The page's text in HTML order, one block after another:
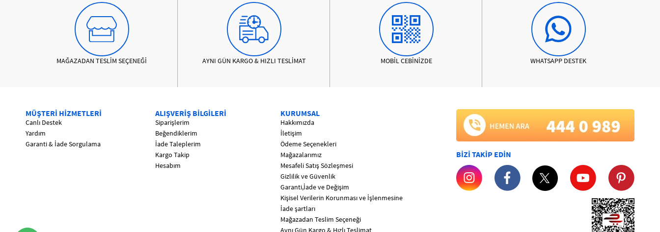
MAĞAZADAN TESLİM SEÇENEĞİ AYNI GÜN KARGO & HIZLI TESLİMAT MOBİL CEBİNİZDE WHATSAPP DESTEK
MÜŞTERİ HİZMETLERİ
Canlı Destek
Yardım
Garanti & İade Sorgulama
ALIŞVERİŞ BİLGİLERİ
Siparişlerim
Beğendiklerim
İade Taleplerim
Kargo Takip
Hesabım
KURUMSAL
Hakkımızda
İletişim
Ödeme Seçenekleri
Mağazalarımız
Mesafeli Satış Sözleşmesi
Gizlilik ve Güvenlik
Garanti,İade ve Değişim
Kişisel Verilerin Korunması ve İşlenmesine
İade şartları
Mağazadan Teslim Seçeneği
Aynı Gün Kargo & Hızlı Teslimat
BİZİ TAKİP EDİN